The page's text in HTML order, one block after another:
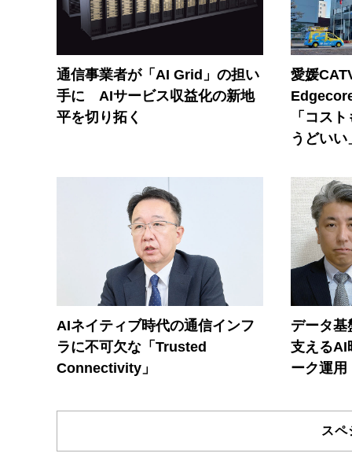
通信事業者が「AI Grid」の担い
手に AIサービス収益化の新地
平を切り拓く
愛媛
「コス
うどいい
AIネイティブ時代の通信インフ
ラに不可欠な「Trusted
Connectivity」
データ基
支えるAI
ーク運用
スペ